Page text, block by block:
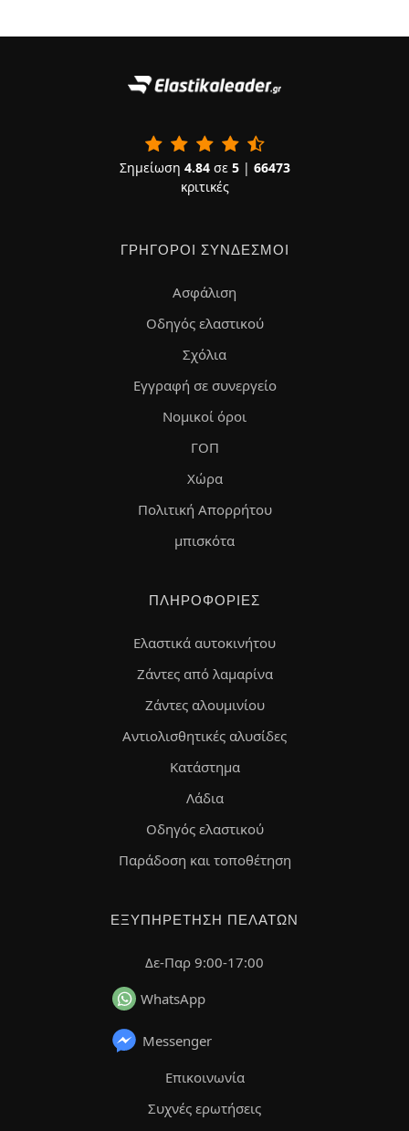
Σημείωση 4.84σε 5| 66473
κριτικές
ΓΡΉΓΟΡΟΙ ΣΎΝΔΕΣΜΟΙ
Ασφάλιση
Οδηγός ελαστικού
Σχόλια
Εγγραφή σε συνεργείο
Νομικοί όροι
ΓΟΠ
Χώρα
Πολιτική Απορρήτου
μπισκότα
ΠΛΗΡΟΦΟΡΊΕΣ
Ελαστικά αυτοκινήτου
Ζάντες από λαμαρίνα
Ζάντες αλουμινίου
Αντιολισθητικές αλυσίδες
Κατάστημα
Λάδια
Οδηγός ελαστικού
Παράδοση και τοποθέτηση
ΕΞΥΠΗΡΈΤΗΣΗ ΠΕΛΑΤΏΝ
Δε-Παρ 9:00-17:00
WhatsApp
Messenger
Επικοινωνία
Συχνές ερωτήσεις